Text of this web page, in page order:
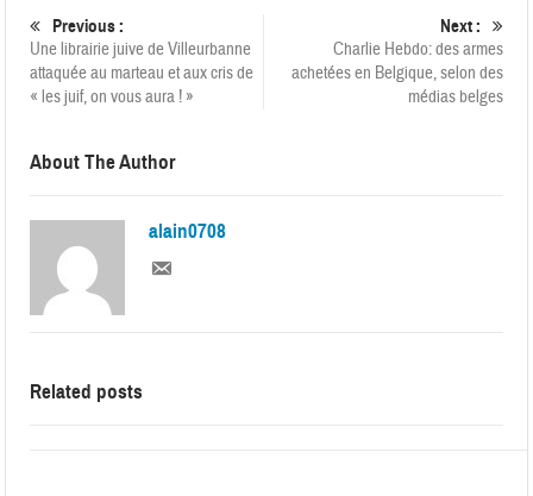
Previous :
Une librairie juive de Villeurbanne
attaquée au marteau et aux cris de
« les juif, on vous aura ! »
Next :
Charlie Hebdo: des armes
achetées en Belgique, selon des
médias belges
About The Author
alain0708
Related posts